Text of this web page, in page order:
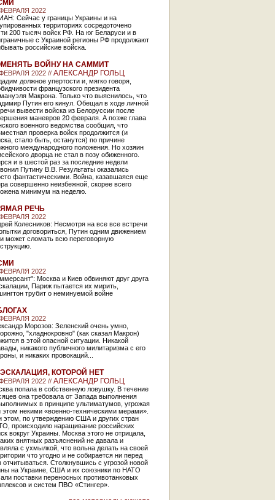
2022
Сейчас у границы Украины и на
территориях сосредоточено
200 тысяч войск РФ. На юг Беларуси и в
с Украиной регионы РФ продолжают
российские войска.
ВОЙНУ НА САММИТ
2022 // АЛЕКСАНДР ГОЛЬЦ
должное упертости и, мягко говоря,
французского президента
Макрона. Только что выяснилось, что
Путин его кинул. Обещал в ходе личной
вывести войска из Белоруссии после
маневров 20 февраля. А позже глава
военного ведомства сообщил, что
проверка войск продолжится (и
стало быть, останутся) по причине
международного положения. Но хозяин
дворца не стал в позу обиженного.
и в шестой раз за последние недели
Путину В.В. Результаты оказались
фантастическими. Война, казавшаяся еще
совершенно неизбежной, скорее всего
минимум на неделю.
РЕЧЬ
2022
Колесников: Несмотря на все все встречи
договориться, Путин одним движением
может сломать всю переговорную
2022
Москва и Киев обвиняют друг друга
Париж пытается их мирить,
трубит о неминуемой войне
2022
Морозов: Зеленский очень умно,
"хладнокровно" (как сказал Макрон)
в этой опасной ситуации. Никакой
никакого публичного милитаризма с его
и никаких провокаций...
КОТОРОЙ НЕТ
2022 // АЛЕКСАНДР ГОЛЬЦ
попала в собственную ловушку. В течение
она требовала от Запада выполнения
в принципе ультиматумов, угрожая
этом некими «военно-техническими мерами».
этом, по утверждению США и других стран
происходило наращивание российских
вокруг Украины. Москва этого не отрицала,
внятных разъяснений не давала и
с ухмылкой, что вольна делать на своей
что угодно и не собирается ни перед
отчитываться. Столкнувшись с угрозой новой
на Украине, США и их союзники по НАТО
поставки переносных противотанковых
и систем ПВО «Стингер».